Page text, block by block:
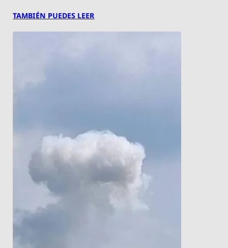
TAMBIÉN PUEDES LEER